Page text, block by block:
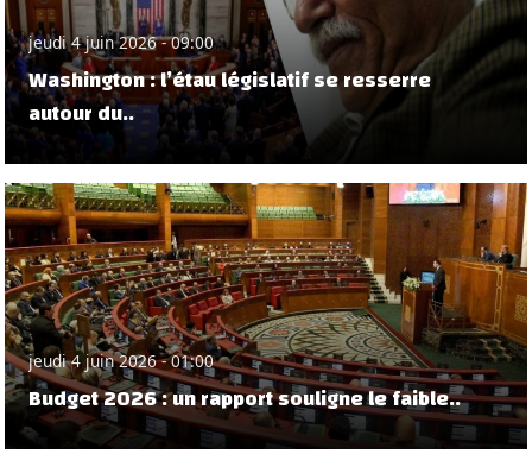
jeudi 4 juin 2026 - 09:00
Washington : l’étau législatif se resserre
autour du..
jeudi 4 juin 2026 - 01:00
Budget 2026 : un rapport souligne le faible..